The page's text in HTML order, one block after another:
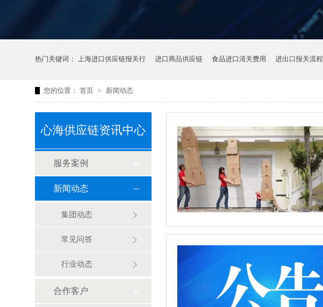
热门关键词： 上海进口供应链报关行 进口商品供应链 食品进口清关费用 进出口报关流程
您的位置： 首页 > 新闻动态
心海供应链资讯中心
服务案例
新闻动态
集团动态
常见问答
行业动态
合作客户